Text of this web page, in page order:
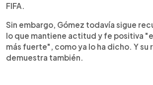
FIFA.
Sin embargo, Gómez todavía sigue
lo que mantiene actitud y fe positiva
más fuerte", como ya lo ha dicho. Y su
demuestra también.